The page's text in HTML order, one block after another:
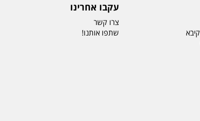
עקבו אחרינו
צרו קשר
שתפו אותנו!